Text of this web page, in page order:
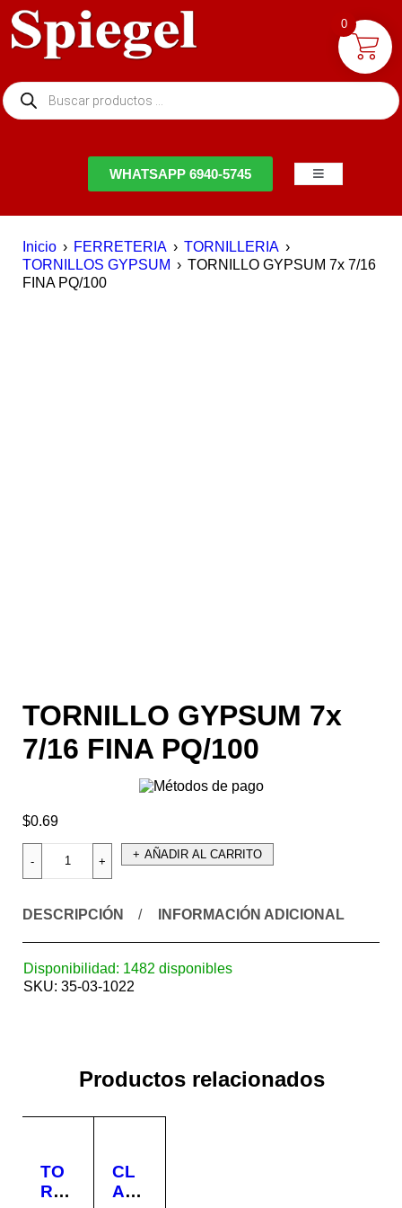
WHATSAPP 6940-5745
Inicio › FERRETERIA › TORNILLERIA ›
TORNILLOS GYPSUM › TORNILLO GYPSUM 7x 7/16
FINA PQ/100
TORNILLO GYPSUM 7x
7/16 FINA PQ/100
$0.69
AÑADIR AL CARRITO
DESCRIPCIÓN INFORMACIÓN ADICIONAL
Disponibilidad: 1482 disponibles
SKU: 35-03-1022
Productos relacionados
TO
RNI
CL
AV
0